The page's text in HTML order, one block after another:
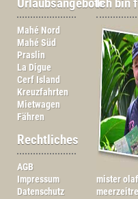
Urlaubsangebote
Mahé Nord
Mahé Süd
Praslin
La Digue
Cerf Island
Kreuzfahrten
Mietwagen
Fähren
Rechtliches
AGB
Impressum
Datenschutz
Ich bin
mister